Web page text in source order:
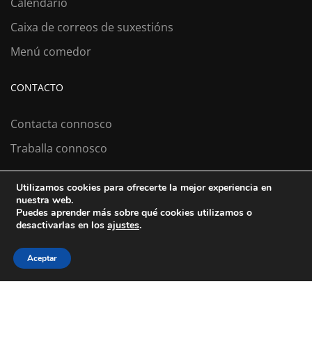
Caixa de correos de suxestións
Menú comedor
CONTACTO
Contacta connosco
Traballa connosco
Colexio La Salle Santiago
Aviso Legal
Política de cookies
Política de privacidad
Utilizamos cookies para ofrecerte la mejor experiencia en
nuestra web.
Puedes aprender más sobre qué cookies utilizamos o
desactivarlas en los ajustes.
Aceptar